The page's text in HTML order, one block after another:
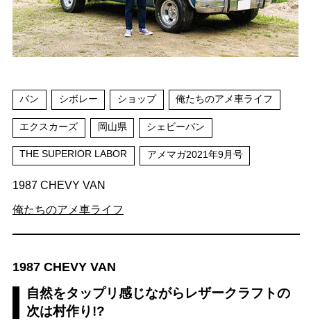
バン シボレー ショップ 俺たちのアメ車ライフ
エクスカーズ 岡山県 シェビーバン
THE SUPERIOR LABOR アメマガ2021年9月号
1987 CHEVY VAN
俺たちのアメ車ライフ
1987 CHEVY VAN
自然をタップリ感じながらレザークラフトの
次は村作り!?